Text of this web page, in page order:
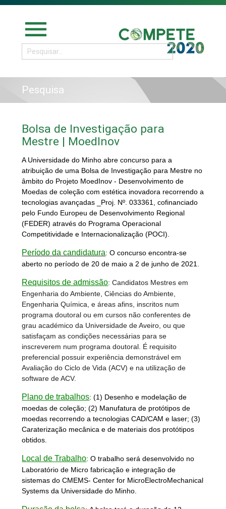
menu
Pesquisa
Bolsa de Investigação para
Mestre | MoedInov
A Universidade do Minho abreconcurso para a
atribuição de uma Bolsa de Investigação para Mestre no
âmbito do Projeto MoedInov - Desenvolvimento de
Moedas de coleção com estética inovadora recorrendo a
tecnologias avançadas _Proj. Nº. 033361, cofinanciado
pelo Fundo Europeu de Desenvolvimento Regional
(FEDER) através do Programa Operacional
Competitividade e Internacionalização (POCI).
Período da candidatura:O concurso encontra-se
aberto no período de 20 de maio a 2 de junho de 2021.
Requisitos de admissão: Candidatos Mestres em
Engenharia do Ambiente, Ciências do Ambiente,
Engenharia Química, e áreas afins, inscritos num
programa doutoral ou em cursos não conferentes de
grau académico da Universidade de Aveiro, ou que
satisfaçam as condições necessárias para se
inscreverem num programa doutoral. É requisito
preferencial possuir experiência demonstrável em
Avaliação do Ciclo de Vida (ACV) e na utilização de
software de ACV.
Plano de trabalhos:(1) Desenho e modelação de
moedas de coleção; (2) Manufatura de protótipos de
moedas recorrendo a tecnologias CAD/CAM e laser; (3)
Caraterização mecânica e de materiais dos protótipos
obtidos.
Local de Trabalho: O trabalho será desenvolvido no
Laboratório de Micro fabricação e integração de
sistemas do CMEMS- Center for MicroElectroMechanical
Systems da Universidade do Minho.